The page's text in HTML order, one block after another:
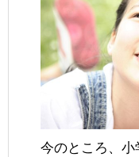
今のところ、